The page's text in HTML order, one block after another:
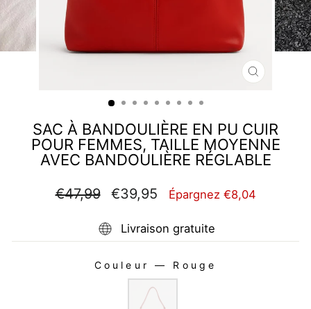
FERMER
SAC À BANDOULIÈRE EN PU CUIR
POUR FEMMES, TAILLE MOYENNE
AVEC BANDOULIÈRE RÉGLABLE
Prix
régulier
€47,99
Prix
réduit
€39,95 Épargnez €8,04
Livraison gratuite
Couleur — Rouge